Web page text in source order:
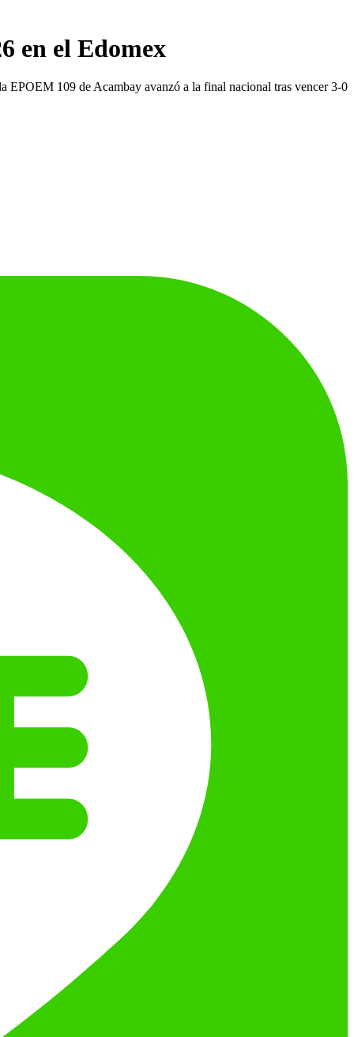
en el Edomex
109 de Acambay avanzó a la final nacional tras vencer 3-0